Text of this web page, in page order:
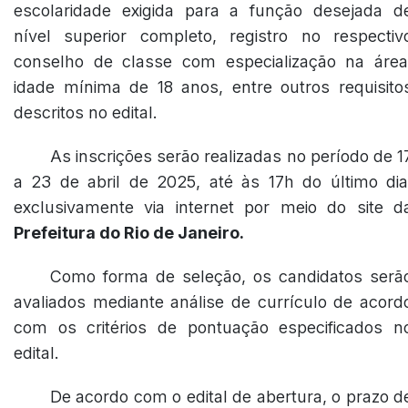
escolaridade exigida para a função desejada
nível superior completo, registro no
conselho de classe com especialização na
idade mínima de 18 anos, entre outros
descritos no edital.
As inscrições serão realizadas no período de
a 23 de abril de 2025, até às 17h do último
exclusivamente via internet por meio do site
Prefeitura do Rio de Janeiro.
Como forma de seleção, os candidatos
avaliados mediante análise de currículo de
com os critérios de pontuação especificados
edital.
De acordo com o edital de abertura, o prazo